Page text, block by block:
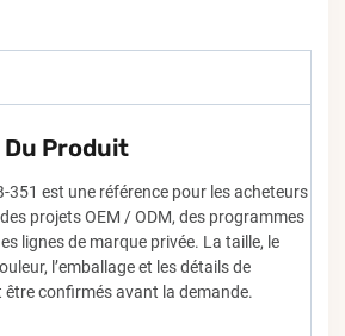
Produit
351 est une référence pour les acheteurs
projets OEM / ODM, des programmes
lignes de marque privée. La taille, le
l’emballage et les détails de
confirmés avant la demande.